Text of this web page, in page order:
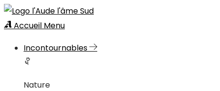
Accueil Menu
Incontournables
Nature